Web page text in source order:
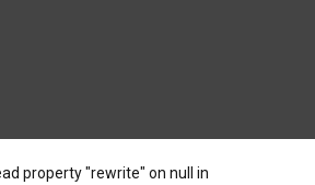
property "rewrite" on null in